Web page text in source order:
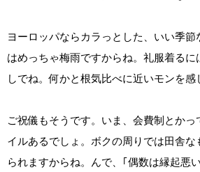
ヨーロッパならカラっとした、いい季
はめっちゃ梅雨ですからね。礼服着るに
しでね。何かと根気比べに近いモンを感
ご祝儀もそうです。いま、会費制とかっ
イルあるでしょ。ボクの周りでは田舎な
られますからね。んで、｢偶数は縁起悪